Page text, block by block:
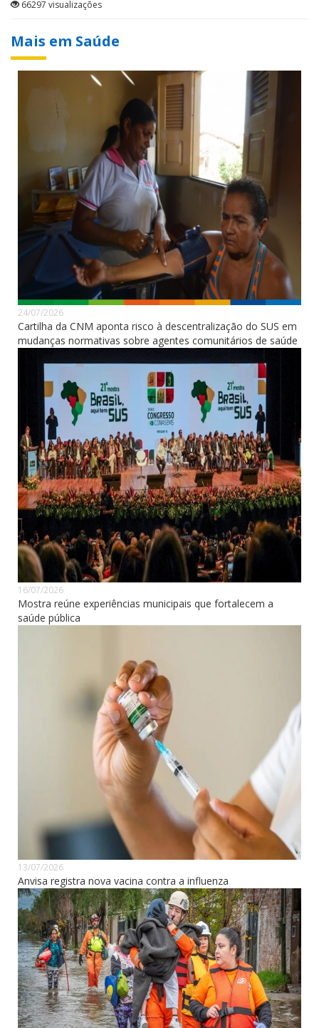
66297 visualizações
Mais em Saúde
24/07/2026
Cartilha da CNM aponta risco à descentralização do SUS em
mudanças normativas sobre agentes comunitários de saúde
16/07/2026
Mostra reúne experiências municipais que fortalecem a
saúde pública
13/07/2026
Anvisa registra nova vacina contra a influenza